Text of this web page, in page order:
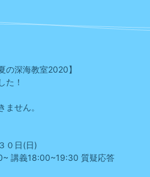
の深海教室2020】
た！
ません。
０日(日)
講義18:00~19:30 質疑応答